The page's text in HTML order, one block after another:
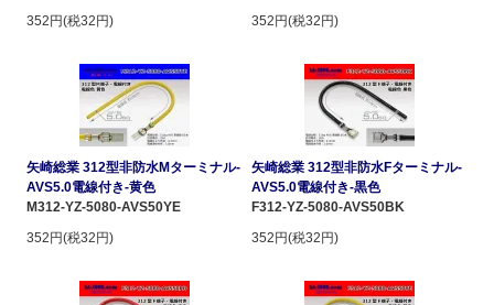
352円(税32円)
352円(税32円)
矢崎総業 312型非防水Mターミナル-
AVS5.0電線付き-黄色
M312-YZ-5080-AVS50YE
352円(税32円)
矢崎総業 312型非防水Fターミナル-
AVS5.0電線付き-黒色
F312-YZ-5080-AVS50BK
352円(税32円)